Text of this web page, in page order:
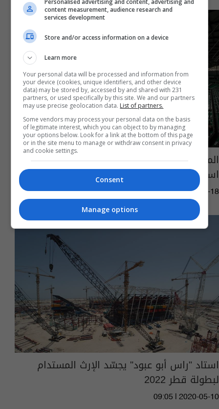
المعماري مارك فينويك يتحدث عن رحلة تصميم
استاد المدينة التعليمية المونديالي
04:44 | 2020-06-18
استاد "راس أبو عبود" يجسّد الإرث المستدام
لبطولة قطر 2022
09:05 | 2020-05-10
Personalised advertising and content, advertising and
content measurement, audience research and
services development
Store and/or access information on a device
Learn more
Your personal data will be processed and information from
your device (cookies, unique identifiers, and other device
data) may be stored by, accessed by and shared with 231
partners, or used specifically by this site. We and our partners
may use precise geolocation data. List of partners.
Some vendors may process your personal data on the basis
of legitimate interest, which you can object to by managing
your options below. Look for a link at the bottom of this page
or in the site menu to manage or withdraw consent in privacy
and cookie settings.
Consent
Manage options